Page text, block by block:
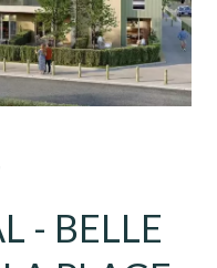
- BELLE